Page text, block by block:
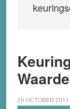
29 OCTOBER 2011